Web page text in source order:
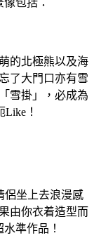
的北極熊以及海
了大門口亦有雪
雪掛」，必成為
！
侶坐上去浪漫感
由你衣着造型而
準作品！